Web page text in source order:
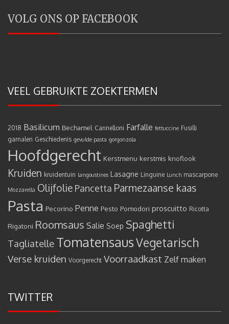
VOLG ONS OP FACEBOOK
VEEL GEBRUIKTE ZOEKTERMEN
2018 Basilicum Bechamel Cannelloni Farfalle fettuccine Fusilli
garnalen Geschiedenis gevulde pasta gorgonzola
Hoofdgerecht Kerstmenu kerstmis knoflook
Kruiden kruidentuin langoustines Lasagne Linguine Lunch mascarpone
Mozzarella Olijfolie Pancetta Parmezaanse kaas
Pasta Pecorino Penne Pesto Pomodori proscuitto Ricotta
Rigatoni Roomsaus Salie Soep Spaghetti
Tagliatelle TomatensausVegetarisch
Verse kruiden Voorgerecht Voorraadkast Zelf maken
TWITTER